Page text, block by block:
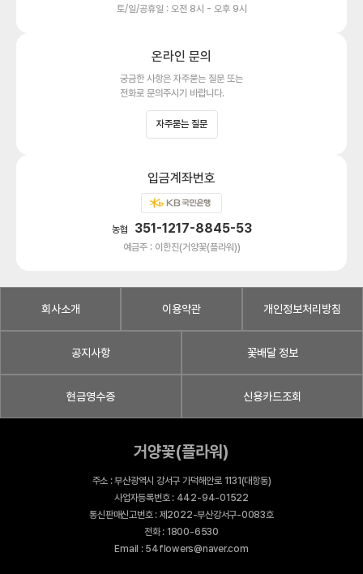
토/일/공휴일 : 오전 8시 - 오후 9시
온라인 문의
궁금한 사항은 자주묻는 질문 또는
전화로 문의주시기 바랍니다.
자주묻는 질문
입금계좌번호
농협 351-1217-8845-53
예금주 : 이한진(거양꽃(플라워))
회사소개 이용약관 개인정보처리방침
공지사항 꽃배달 정보
현금영수증 신용카드조회
거양꽃(플라워)
주소 : 부산광역시 강서구 가덕해안로 1131(대항동)
사업자등록번호 : 442-94-01522
통신판매신고번호 : 제2022-부산강서구-0083호
전화 : 1800-6530
Email : 54flowers@naver.com